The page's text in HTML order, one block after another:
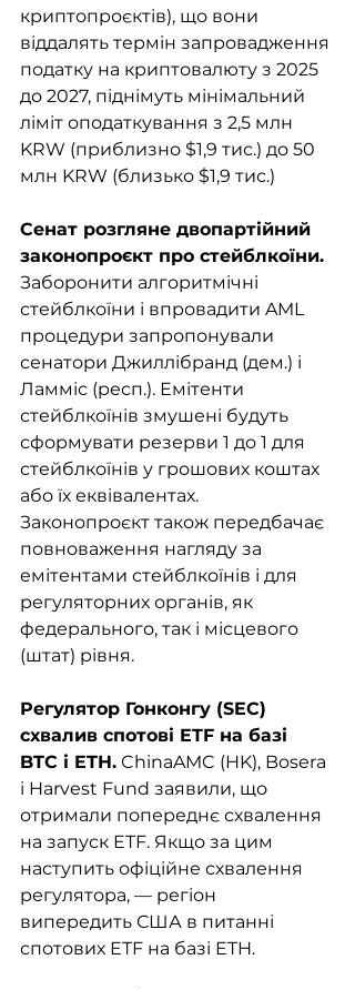
криптопроєктів), що вони
віддалять термін запровадження
податку на криптовалюту з 2025
до 2027, піднімуть мінімальний
ліміт оподаткування з 2,5 млн
KRW (приблизно $1,9 тис.) до 50
млн KRW (близько $1,9 тис.)
Сенат розгляне двопартійний
законопроєкт про стейблкоїни.
Заборонити алгоритмічні
стейблкоїни і впровадити AML
процедури запропонували
сенатори Джиллібранд (дем.) і
Ламміс (респ.). Емітенти
стейблкоїнів змушені будуть
сформувати резерви 1 до 1 для
стейблкоїнів у грошових коштах
або їх еквівалентах.
Законопроєкт також передбачає
повноваження нагляду за
емітентами стейблкоїнів і для
регуляторних органів, як
федерального, так і місцевого
(штат) рівня.
Регулятор Гонконгу (SEC)
схвалив спотові ETF на базі
BTC і ETH. ChinaAMC (HK), Bosera
і Harvest Fund заявили, що
отримали попереднє схвалення
на запуск ETF. Якщо за цим
наступить офіційне схвалення
регулятора, — регіон
випередить США в питанні
спотових ETF на базі ETH.